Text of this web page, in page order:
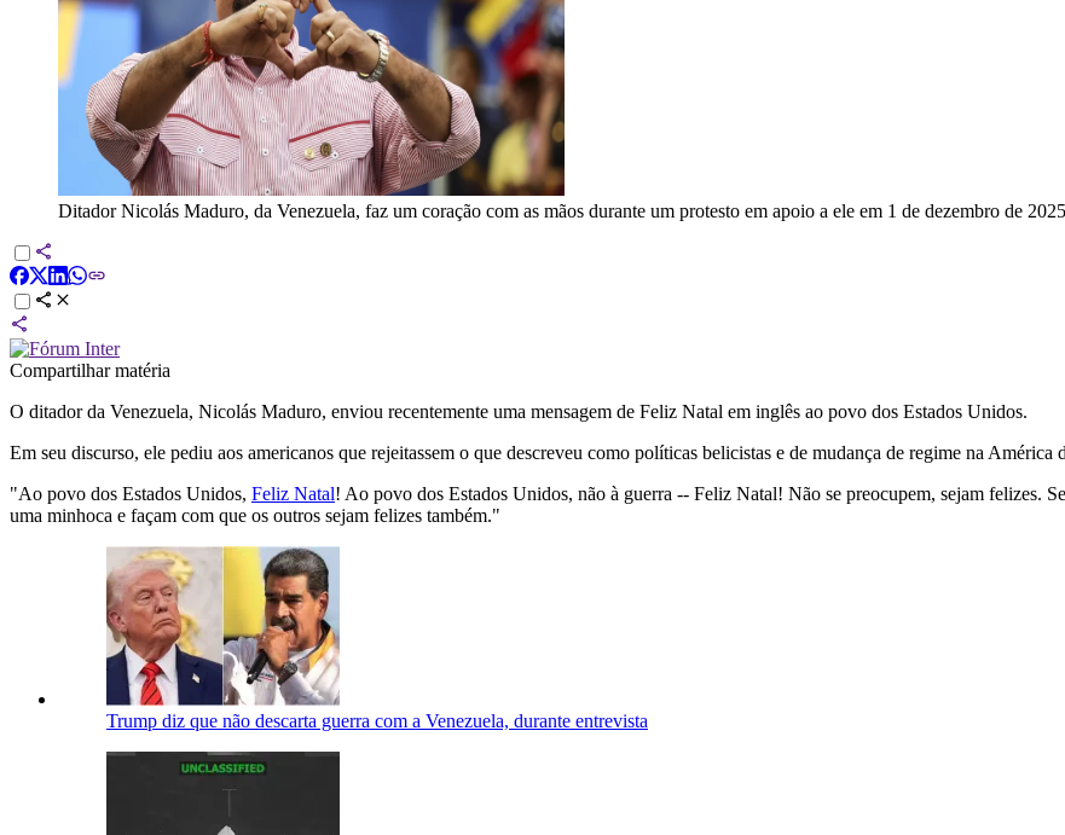
Ditador Nicolás Maduro, da Venezuela, faz um coração com as mãos durante um protesto em apoio a ele em 1 de dezembro de
Compartilhar matéria
O ditador da Venezuela, Nicolás Maduro, enviou recentemente uma mensagem de Feliz Natal em inglês ao povo dos Estados Unidos.
Em seu discurso, ele pediu aos americanos que rejeitassem o que descreveu como políticas belicistas e de mudança de regime na
"Ao povo dos Estados Unidos, Feliz Natal! Ao povo dos Estados Unidos, não à guerra -- Feliz Natal! Não se preocupem, sejam felizes.
uma minhoca e façam com que os outros sejam felizes também."
Trump diz que não descarta guerra com a Venezuela, durante entrevista